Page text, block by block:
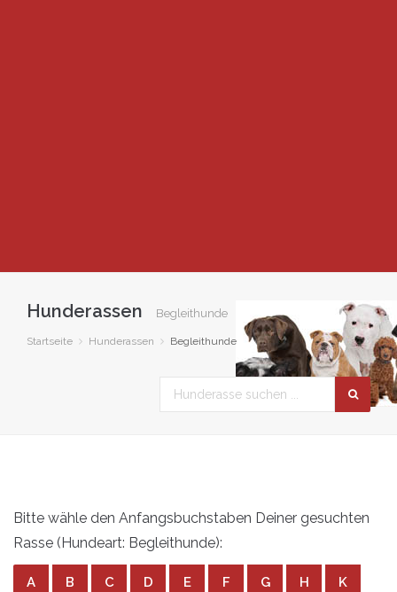
Hunderassen Begleithunde
Startseite Hunderassen Begleithunde
Bitte wähle den Anfangsbuchstaben Deiner gesuchten
Rasse (Hundeart: Begleithunde):
A B C D E F G H K